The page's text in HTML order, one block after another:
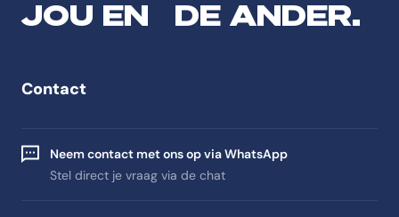
JOU EN DE ANDER.
Contact
Neem contact met ons op via WhatsApp
Stel direct je vraag via de chat